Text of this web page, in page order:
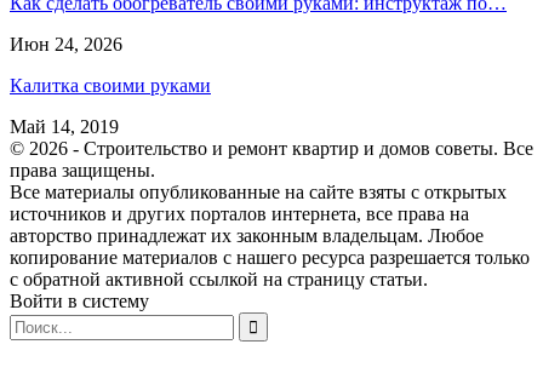
Июн 24, 2026
Калитка своими руками
Май 14, 2019
© 2026 - Строительство и ремонт квартир и домов советы. Все
права защищены.
Все материалы опубликованные на сайте взяты с открытых
источников и других порталов интернета, все права на
авторство принадлежат их законным владельцам. Любое
копирование материалов с нашего ресурса разрешается только
с обратной активной ссылкой на страницу статьи.
Войти в систему